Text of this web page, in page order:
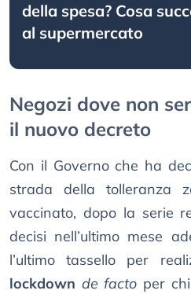
della spesa? Cosa
al supermercato
Negozi dove non
il nuovo decreto
Con il Governo che ha
strada della tolleranza
vaccinato, dopo la serie
decisi nell’ultimo mese
l’ultimo tassello per
lockdown de facto per